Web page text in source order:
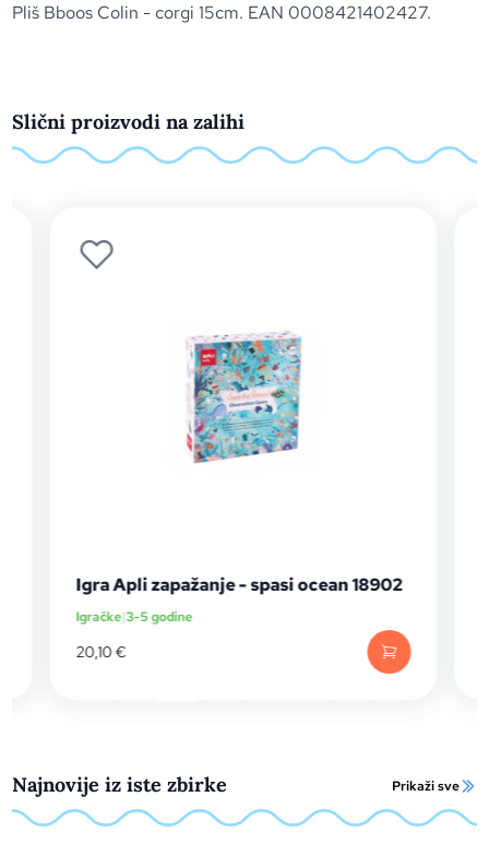
Pliš Bboos Colin - corgi 15cm. EAN 0008421402427.
Slični proizvodi na zalihi
Igra Apli zapažanje - spasi ocean 18902
Igračke|3-5 godine
20,10€
Najnovije iz iste zbirke Prikaži sve